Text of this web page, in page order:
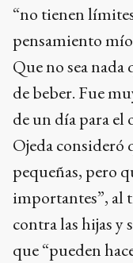
“no tienen
pensamiento
Que no sea nada
de beber. Fue
de un día para el
Ojeda consideró
pequeñas, pero
importantes”, al
contra las hijas y
que “pueden